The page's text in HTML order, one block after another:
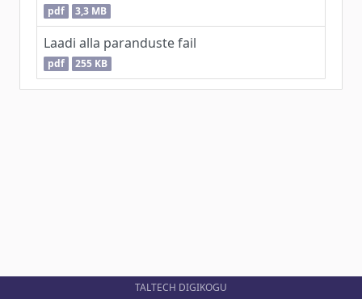
pdf 3,3 MB
Laadi alla paranduste fail
pdf 255 KB
TALTECH DIGIKOGU